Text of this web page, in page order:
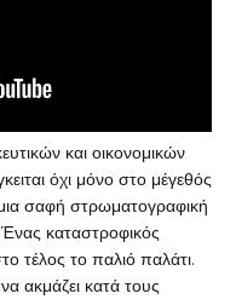
και οικονομικών
όχι μόνο στο μέγεθός
σαφή στρωματογραφική
καταστροφικός
τέλος το παλιό παλάτι.
ακμάζει κατά τους